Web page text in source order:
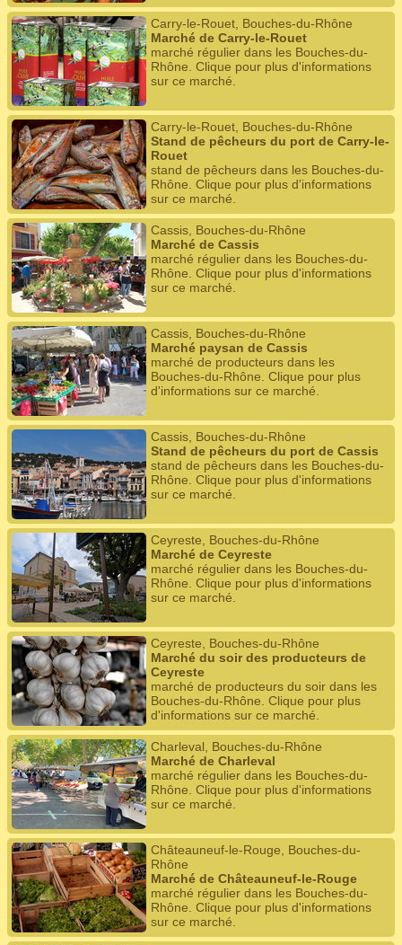
Carry-le-Rouet, Bouches-du-Rhône
Marché de Carry-le-Rouet
marché régulier dans les Bouches-du-
Rhône. Clique pour plus d'informations
sur ce marché.
Carry-le-Rouet, Bouches-du-Rhône
Stand de pêcheurs du port de Carry-le-
Rouet
stand de pêcheurs dans les Bouches-du-
Rhône. Clique pour plus d'informations
sur ce marché.
Cassis, Bouches-du-Rhône
Marché de Cassis
marché régulier dans les Bouches-du-
Rhône. Clique pour plus d'informations
sur ce marché.
Cassis, Bouches-du-Rhône
Marché paysan de Cassis
marché de producteurs dans les
Bouches-du-Rhône. Clique pour plus
d'informations sur ce marché.
Cassis, Bouches-du-Rhône
Stand de pêcheurs du port de Cassis
stand de pêcheurs dans les Bouches-du-
Rhône. Clique pour plus d'informations
sur ce marché.
Ceyreste, Bouches-du-Rhône
Marché de Ceyreste
marché régulier dans les Bouches-du-
Rhône. Clique pour plus d'informations
sur ce marché.
Ceyreste, Bouches-du-Rhône
Marché du soir des producteurs de
Ceyreste
marché de producteurs du soir dans les
Bouches-du-Rhône. Clique pour plus
d'informations sur ce marché.
Charleval, Bouches-du-Rhône
Marché de Charleval
marché régulier dans les Bouches-du-
Rhône. Clique pour plus d'informations
sur ce marché.
Châteauneuf-le-Rouge, Bouches-du-
Rhône
Marché de Châteauneuf-le-Rouge
marché régulier dans les Bouches-du-
Rhône. Clique pour plus d'informations
sur ce marché.